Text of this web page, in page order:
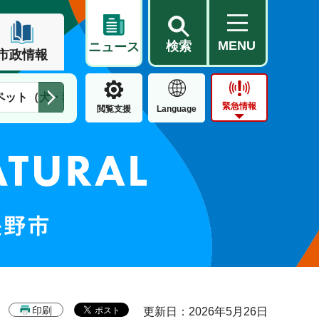
政情報
ニュース 検索 MENU
ット（犬・猫） 住民票・戸籍 公営住宅
閲覧支援 Language 緊急情報
印刷 更新日：2026年5月26日